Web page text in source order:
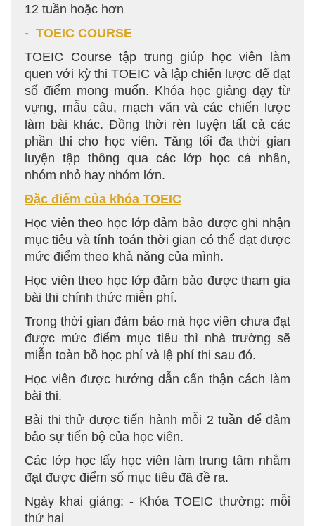
12 tuần hoặc hơn
- TOEIC COURSE
TOEIC Course tập trung giúp học viên làm
quen với kỳ thi TOEIC và lập chiến lược để đạt
số điểm mong muốn. Khóa học giảng dạy từ
vựng, mẫu câu, mạch văn và các chiến lược
làm bài khác. Đồng thời rèn luyện tất cả các
phần thi cho học viên. Tăng tối đa thời gian
luyện tập thông qua các lớp học cá nhân,
nhóm nhỏ hay nhóm lớn.
Đặc điểm của khóa TOEIC
Học viên theo học lớp đảm bảo được ghi nhận
mục tiêu và tính toán thời gian có thể đạt được
mức điểm theo khả năng của mình.
Học viên theo học lớp đảm bảo được tham gia
bài thi chính thức miễn phí.
Trong thời gian đảm bảo mà học viên chưa đạt
được mức điểm mục tiêu thì nhà trường sẽ
miễn toàn bồ học phí và lệ phí thi sau đó.
Học viên được hướng dẫn cẩn thận cách làm
bài thi.
Bài thi thử được tiến hành mỗi 2 tuần để đảm
bảo sự tiến bộ của học viên.
Các lớp học lấy học viên làm trung tâm nhằm
đạt được điểm số mục tiêu đã đề ra.
Ngày khai giảng: - Khóa TOEIC thường: mỗi
thứ hai